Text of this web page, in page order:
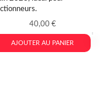
40,00 €
AJOUTER AU PANIER